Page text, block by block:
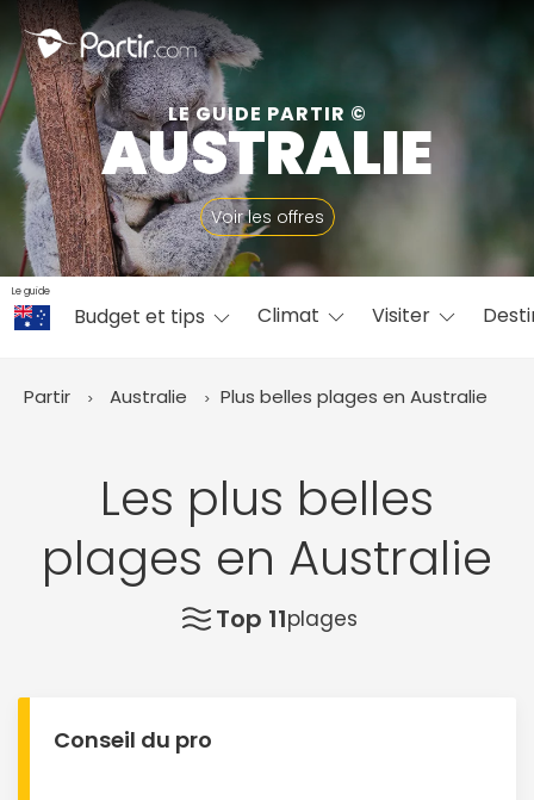
LE GUIDE PARTIR ©
AUSTRALIE
Voir les offres
Le guide
Budget et tips Climat Visiter
Partir Australie Plus belles plages en Australie
Les plus belles
plages en Australie
Top 11plages
Conseil du pro
Fermer
📍 Destinations populaires
☀️ Où partir par mois
Juillet
Août Septembre
Octobre